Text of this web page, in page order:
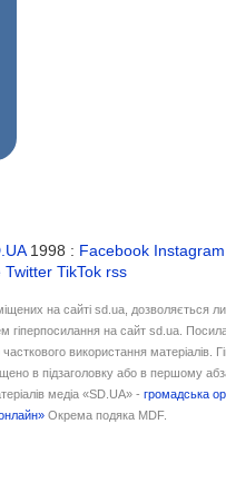
1998 : Facebook Instagram
Twitter TikTok rss
на сайті sd.ua, дозволяється
гіперпосилання на сайт sd.ua.
використання матеріалів.
в підзаголовку або в першому
медіа «SD.UA» -громадська
Окрема подяка MDF.